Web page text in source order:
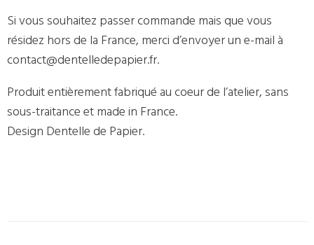
Si vous souhaitez passer commande mais que vous
résidez hors de la France, merci d’envoyer un e-mail à
contact@dentelledepapier.fr.
Produit entièrement fabriqué au coeur de l’atelier, sans
sous-traitance et made in France.
Design Dentelle de Papier.